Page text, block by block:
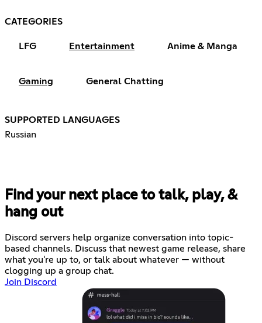
CATEGORIES
LFG Entertainment Anime & Manga
Gaming General Chatting
SUPPORTED LANGUAGES
Russian
Find your next place to talk, play, &
hang out
Discord servers help organize conversation into topic-
based channels. Discuss that newest game release, share
what you're up to, or talk about whatever — without
clogging up a group chat.
Join Discord